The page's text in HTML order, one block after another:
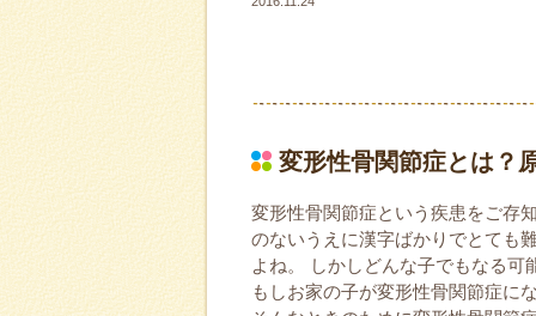
変形性骨関節症とは？
変形性骨関節症という疾患をご存
のないうえに漢字ばかりでとても
よね。 しかしどんな子でもなる可
もしお家の子が変形性骨関節症に